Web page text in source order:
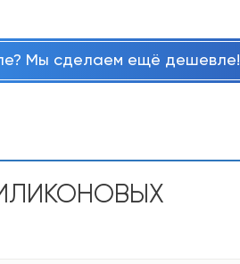
Мы сделаем ещё дешевле!